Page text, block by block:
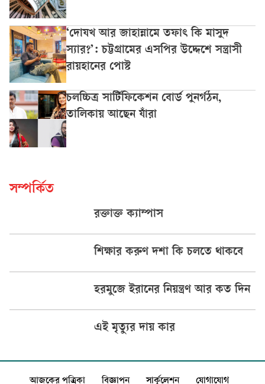
‘দোযখ আর জাহান্নামে তফাৎ কি মাসুদ
স্যার?’: চট্টগ্রামের এসপির উদ্দেশে সন্ত্রাসী
রায়হানের পোস্ট
চলচ্চিত্র সার্টিফিকেশন বোর্ড পুনর্গঠন,
তালিকায় আছেন যাঁরা
সম্পর্কিত
রক্তাক্ত ক্যাম্পাস
শিক্ষার করুণ দশা কি চলতে থাকবে
হরমুজে ইরানের নিয়ন্ত্রণ আর কত দিন
এই মৃত্যুর দায় কার
আজকের পত্রিকা বিজ্ঞাপন সার্কুলেশন যোগাযোগ